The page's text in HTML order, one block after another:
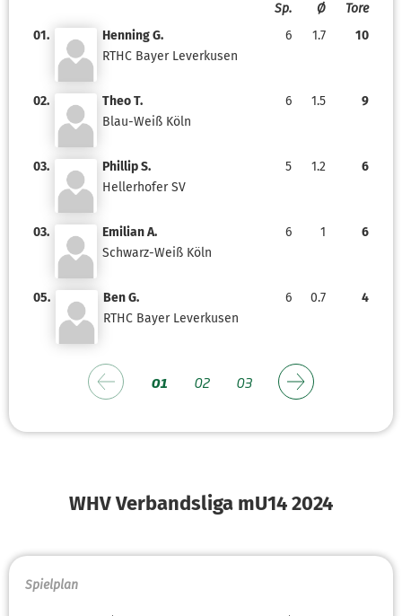
Sp.
Ø
Tore
01.
Henning G.
RTHC Bayer Leverkusen
6 1.7 10
02.
Theo T.
Blau-Weiß Köln
6 1.5 9
03.
Phillip S.
Hellerhofer SV
5 1.2 6
03.
Emilian A.
Schwarz-Weiß Köln
6 1 6
05.
Ben G.
RTHC Bayer Leverkusen
6 0.7 4
01 02 03
WHV Verbandsliga mU14 2024
Spielplan